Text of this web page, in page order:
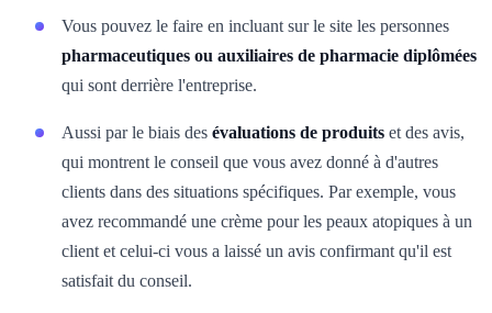
Vous pouvez le faire en incluant sur le site les personnes
pharmaceutiques ou auxiliaires de pharmacie diplômées
qui sont derrière l'entreprise.
Aussi par le biais des évaluations de produits et des avis,
qui montrent le conseil que vous avez donné à d'autres
clients dans des situations spécifiques. Par exemple, vous
avez recommandé une crème pour les peaux atopiques à un
client et celui-ci vous a laissé un avis confirmant qu'il est
satisfait du conseil.